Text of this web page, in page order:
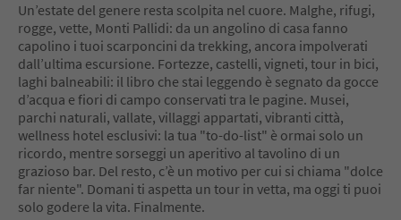
Un’estate del genere resta scolpita nel cuore. Malghe, rifugi,
rogge, vette, Monti Pallidi: da un angolino di casa fanno
capolino i tuoi scarponcini da trekking, ancora impolverati
dall’ultima escursione. Fortezze, castelli, vigneti, tour in bici,
laghi balneabili: il libro che stai leggendo è segnato da gocce
d’acqua e fiori di campo conservati tra le pagine. Musei,
parchi naturali, vallate, villaggi appartati, vibranti città,
wellness hotel esclusivi: la tua "to-do-list" è ormai solo un
ricordo, mentre sorseggi un aperitivo al tavolino di un
grazioso bar. Del resto, c’è un motivo per cui si chiama "dolce
far niente". Domani ti aspetta un tour in vetta, ma oggi ti puoi
solo godere la vita. Finalmente.